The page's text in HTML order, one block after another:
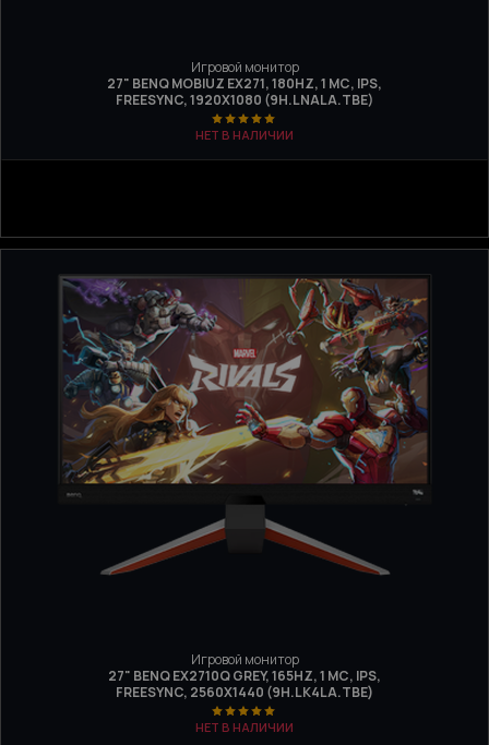
Игровой монитор
27" BENQ MOBIUZ EX271, 180HZ, 1 МС, IPS,
FREESYNC, 1920X1080 (9H.LNALA.TBE)
НЕТ В НАЛИЧИИ
Игровой монитор
27" BENQ EX2710Q GREY, 165HZ, 1 МС, IPS,
FREESYNC, 2560Х1440 (9H.LK4LA.TBE)
НЕТ В НАЛИЧИИ